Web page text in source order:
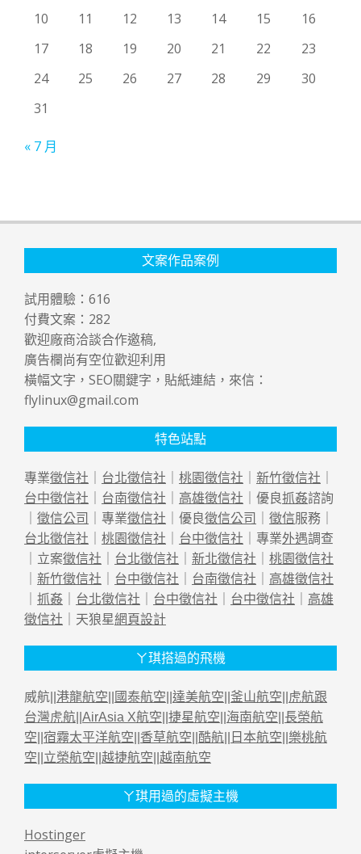
10
11 12 13 14 15
16
17
18 19 20 21 22
23
24
25 26 27 28 29
30
31
« 7 月
文案作品案例
試用體驗： 616
付費文案： 282
歡迎廠商洽談合作邀稿,
廣告欄尚有空位歡迎利用
橫幅文字，SEO關鍵字，貼紙連結，來信：
flylinux@gmail.com
特色站點
專業徵信社 ｜ 台北徵信社 ｜ 桃園徵信社 ｜ 新竹徵信社 ｜
台中徵信社 ｜ 台南徵信社 ｜ 高雄徵信社 ｜優良抓姦諮詢
｜ 徵信公司 ｜專業徵信社 ｜優良徵信公司 ｜ 徵信服務｜
台北徵信社 ｜ 桃園徵信社 ｜ 台中徵信社 ｜專業外遇調查
｜立案徵信社 ｜ 台北徵信社 ｜ 新北徵信社 ｜ 桃園徵信社
｜ 新竹徵信社 ｜ 台中徵信社 ｜ 台南徵信社 ｜ 高雄徵信社
｜ 抓姦 ｜ 台北徵信社 ｜ 台中徵信社 ｜ 台中徵信社 ｜ 高雄
徵信社 ｜天狼星網頁設計
ㄚ琪搭過的飛機
威航|| 港龍航空 國泰航空 達美航空 釜山航空
虎航跟
台灣虎航 AirAsia X航空 捷星航空 海南航空 長榮航
空 宿霧太平洋航空 香草航空 酷航 日本航空 樂桃航
空 立榮航空 越捷航空 越南航空
ㄚ琪用過的虛擬主機
Hostinger